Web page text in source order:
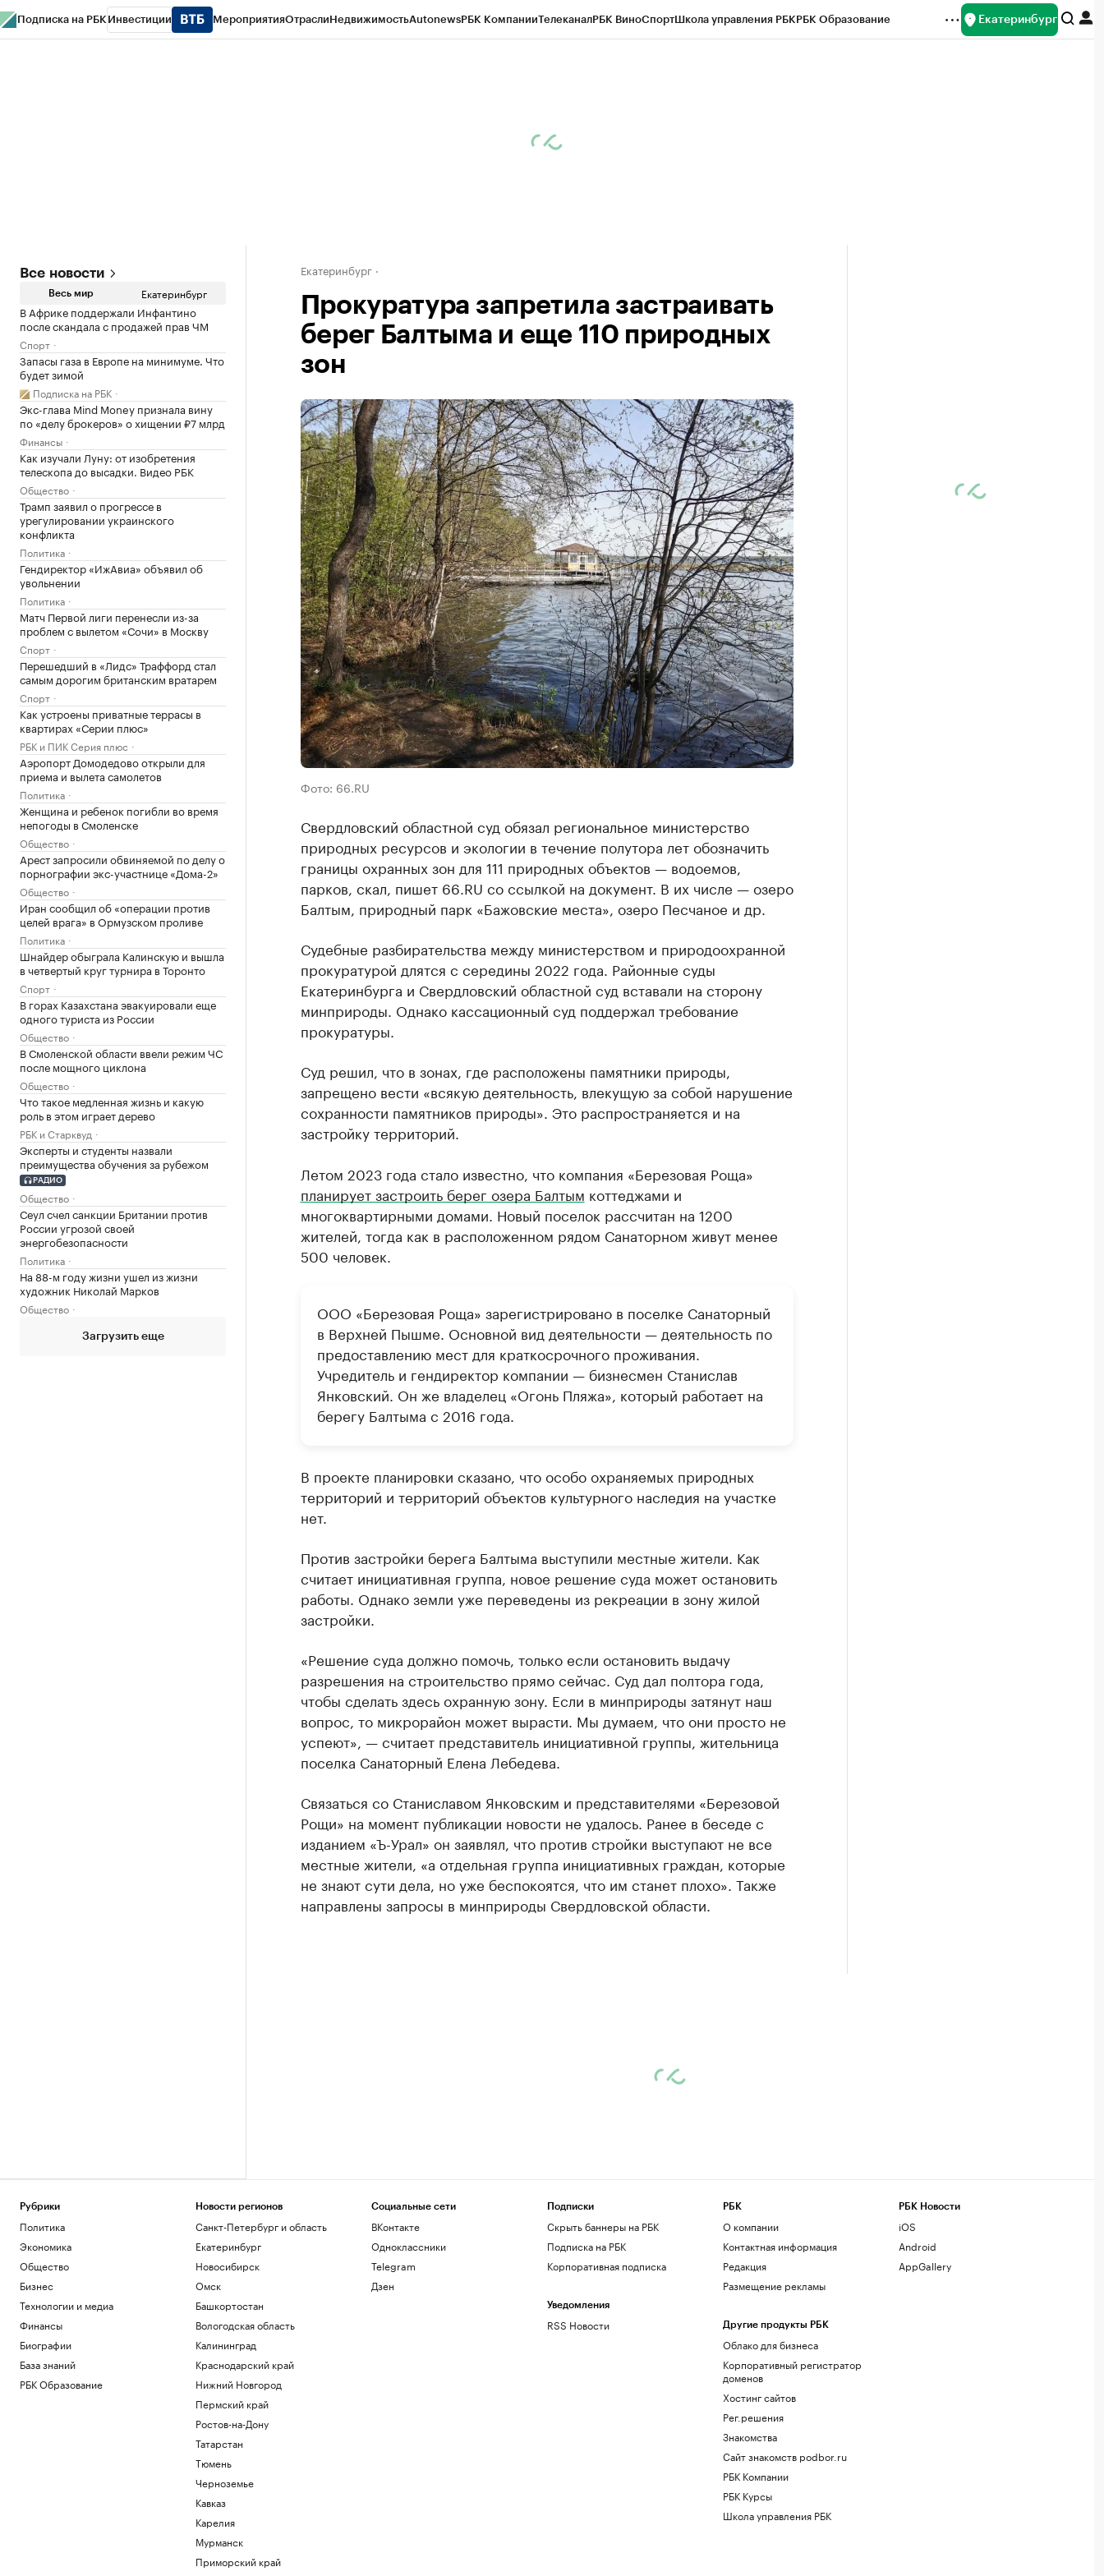
Подписка на РБК Инвестиции МероприятияОтраслиНедвижимостьAutonewsРБК КомпанииТелеканалРБК ВиноСпортШкола управления РБКРБК Образование Екатеринбург
Все новости
Весь мир Екатеринбург
В Африке поддержали Инфантино
после скандала с продажей прав ЧМ
Спорт
Запасы газа в Европе на минимуме. Что
будет зимой
Подписка на РБК
Экс-глава Mind Money признала вину
по «делу брокеров» о хищении ₽7 млрд
Финансы
Как изучали Луну: от изобретения
телескопа до высадки. Видео РБК
Общество
Трамп заявил о прогрессе в
урегулировании украинского
конфликта
Политика
Гендиректор «ИжАвиа» объявил об
увольнении
Политика
Матч Первой лиги перенесли из-за
проблем с вылетом «Сочи» в Москву
Спорт
Перешедший в «Лидс» Траффорд стал
самым дорогим британским вратарем
Спорт
Как устроены приватные террасы в
квартирах «Серии плюс»
РБК и ПИК Серия плюс
Аэропорт Домодедово открыли для
приема и вылета самолетов
Политика
Женщина и ребенок погибли во время
непогоды в Смоленске
Общество
Арест запросили обвиняемой по делу о
порнографии экс-участнице «Дома-2»
Общество
Иран сообщил об «операции против
целей врага» в Ормузском проливе
Политика
Шнайдер обыграла Калинскую и вышла
в четвертый круг турнира в Торонто
Спорт
В горах Казахстана эвакуировали еще
одного туриста из России
Общество
В Смоленской области ввели режим ЧС
после мощного циклона
Общество
Что такое медленная жизнь и какую
роль в этом играет дерево
РБК и Старквуд
Эксперты и студенты назвали
преимущества обучения за рубежом
РАДИО
Общество
Сеул счел санкции Британии против
России угрозой своей
энергобезопасности
Политика
На 88-м году жизни ушел из жизни
художник Николай Марков
Общество
Загрузить еще
Екатеринбург
Прокуратура запретила застраивать
берег Балтыма и еще 110 природных
зон
Фото: 66.RU
Свердловский областной суд обязал региональное министерство
природных ресурсов и экологии в течение полутора лет обозначить
границы охранных зон для 111 природных объектов — водоемов,
парков, скал, пишет 66.RU со ссылкой на документ. В их числе — озеро
Балтым, природный парк «Бажовские места», озеро Песчаное и др.
Судебные разбирательства между министерством и природоохранной
прокуратурой длятся с середины 2022 года. Районные суды
Екатеринбурга и Свердловский областной суд вставали на сторону
минприроды. Однако кассационный суд поддержал требование
прокуратуры.
Суд решил, что в зонах, где расположены памятники природы,
запрещено вести «всякую деятельность, влекущую за собой нарушение
сохранности памятников природы». Это распространяется и на
застройку территорий.
Летом 2023 года стало известно, что компания «Березовая Роща»
планирует застроить берег озера Балтым коттеджами и
многоквартирными домами. Новый поселок рассчитан на 1200
жителей, тогда как в расположенном рядом Санаторном живут менее
500 человек.
ООО «Березовая Роща» зарегистрировано в поселке Санаторный
в Верхней Пышме. Основной вид деятельности — деятельность по
предоставлению мест для краткосрочного проживания.
Учредитель и гендиректор компании — бизнесмен Станислав
Янковский. Он же владелец «Огонь Пляжа», который работает на
берегу Балтыма с 2016 года.
В проекте планировки сказано, что особо охраняемых природных
территорий и территорий объектов культурного наследия на участке
нет.
Против застройки берега Балтыма выступили местные жители. Как
считает инициативная группа, новое решение суда может остановить
работы. Однако земли уже переведены из рекреации в зону жилой
застройки.
«Решение суда должно помочь, только если остановить выдачу
разрешения на строительство прямо сейчас. Суд дал полтора года,
чтобы сделать здесь охранную зону. Если в минприроды затянут наш
вопрос, то микрорайон может вырасти. Мы думаем, что они просто не
успеют», — считает представитель инициативной группы, жительница
поселка Санаторный Елена Лебедева.
Связаться со Станиславом Янковским и представителями «Березовой
Рощи» на момент публикации новости не удалось. Ранее в беседе с
изданием «Ъ-Урал» он заявлял, что против стройки выступают не все
местные жители, «а отдельная группа инициативных граждан, которые
не знают сути дела, но уже беспокоятся, что им станет плохо». Также
направлены запросы в минприроды Свердловской области.
Рубрики
Политика
Экономика
Общество
Бизнес
Технологии и медиа
Финансы
Биографии
База знаний
РБК Образование
Новости регионов
Санкт-Петербург и область
Екатеринбург
Новосибирск
Омск
Башкортостан
Вологодская область
Калининград
Краснодарский край
Нижний Новгород
Пермский край
Ростов-на-Дону
Татарстан
Тюмень
Черноземье
Кавказ
Карелия
Мурманск
Приморский край
Социальные сети
ВКонтакте
Одноклассники
Telegram
Дзен
Подписки
Скрыть баннеры на РБК
Подписка на РБК
Корпоративная подписка
Уведомления
RSS Новости
РБК
О компании
Контактная информация
Редакция
Размещение рекламы
Другие продукты РБК
Облако для бизнеса
Корпоративный регистратор
доменов
Хостинг сайтов
Рег.решения
Знакомства
Сайт знакомств podbor.ru
РБК Компании
РБК Курсы
Школа управления РБК
РБК Новости
iOS
Android
AppGallery